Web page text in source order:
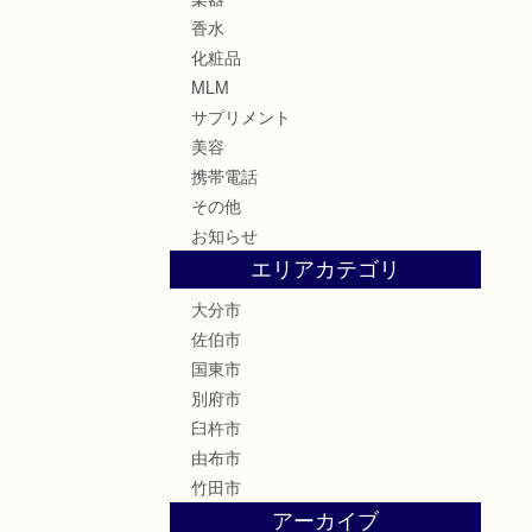
香水
化粧品
MLM
サプリメント
美容
携帯電話
その他
お知らせ
エリアカテゴリ
大分市
佐伯市
国東市
別府市
臼杵市
由布市
竹田市
アーカイブ